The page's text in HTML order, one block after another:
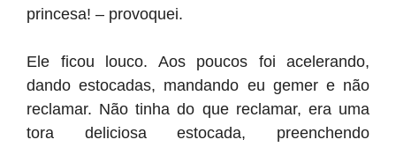
princesa! – provoquei.
Ele ficou louco. Aos poucos foi acelerando,
dando estocadas, mandando eu gemer e não
reclamar. Não tinha do que reclamar, era uma
tora deliciosa estocada, preenchendo